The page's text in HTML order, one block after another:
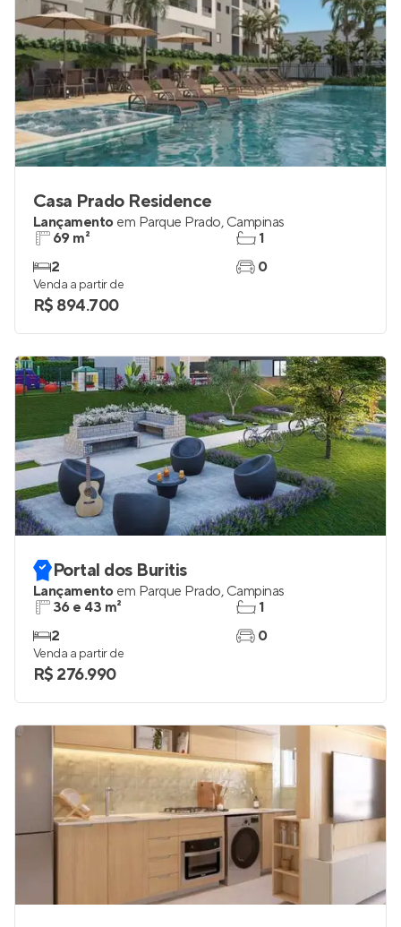
Casa Prado Residence
Lançamento em Parque Prado, Campinas
69 m²
2
1
0
Venda a partir de
R$ 894.700
Portal dos Buritis
Lançamento em Parque Prado, Campinas
36 e 43 m²
2
1
0
Venda a partir de
R$ 276.990